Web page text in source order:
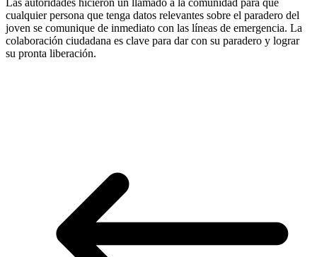
Las autoridades hicieron un llamado a la comunidad para que
cualquier persona que tenga datos relevantes sobre el paradero del
joven se comunique de inmediato con las líneas de emergencia. La
colaboración ciudadana es clave para dar con su paradero y lograr
su pronta liberación.